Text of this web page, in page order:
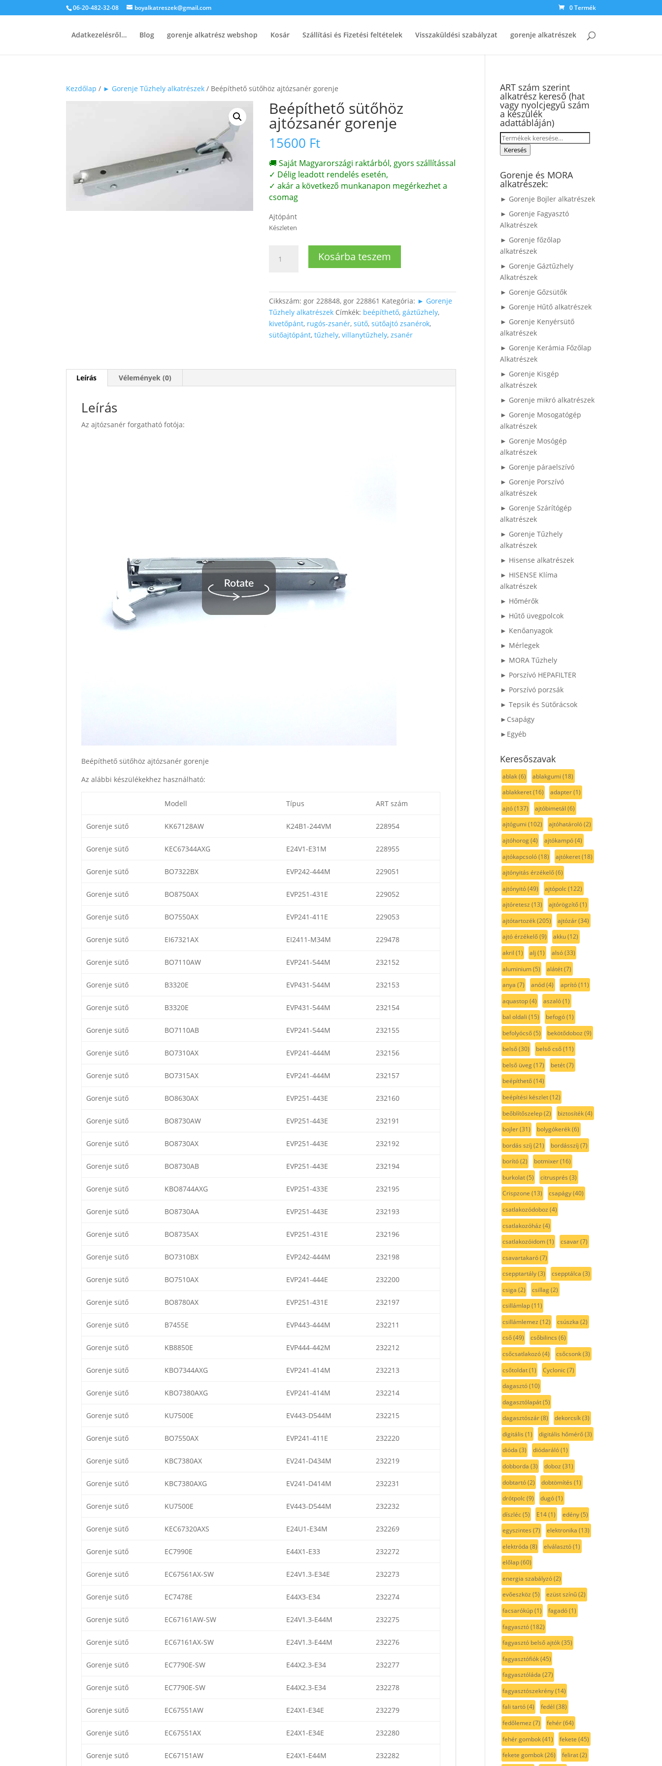
06-20-482-32-08 boyalkatreszek@gmail.com 0 Termék
Adatkezelésről… Blog gorenje alkatrész webshop Kosár Szállítási és Fizetési feltételek Visszaküldési szabályzat gorenje alkatrészek
Kezdőlap / ► Gorenje Tűzhely alkatrészek / Beépíthető sütőhöz ajtózsanér gorenje
Beépíthető sütőhöz
ajtózsanér gorenje
15600 Ft
🚚 Saját Magyarországi raktárból, gyors szállítással
✓ Délig leadott rendelés esetén,
✓ akár a következő munkanapon megérkezhet a
csomag
Ajtópánt
Készleten
sütőhöz
mennyiség
Kosárba teszem
Cikkszám:gor 228848, gor 228861 Kategória: ► Gorenje
Tűzhely alkatrészek Címkék: beépíthető,gáztűzhely,
kivetőpánt, rugós-zsanér,sütő,sütőajtó zsanérok,
sütőajtópánt,tűzhely,villanytűzhely,zsanér
Leírás Vélemények (0)
Leírás
Az ajtózsanér forgatható fotója:
Beépíthető sütőhöz ajtózsanér gorenje
Az alábbi készülékekhez használható:
Modell Típus ART szám
Gorenje sütő KK67128AW K24B1-244VM 228954
Gorenje sütő KEC67344AXG E24V1-E31M 228955
Gorenje sütő BO7322BX EVP242-444M 229051
Gorenje sütő BO8750AX EVP251-431E 229052
Gorenje sütő BO7550AX EVP241-411E 229053
Gorenje sütő EI67321AX EI2411-M34M 229478
Gorenje sütő BO7110AW EVP241-544M 232152
Gorenje sütő B3320E EVP431-544M 232153
Gorenje sütő B3320E EVP431-544M 232154
Gorenje sütő BO7110AB EVP241-544M 232155
Gorenje sütő BO7310AX EVP241-444M 232156
Gorenje sütő BO7315AX EVP241-444M 232157
Gorenje sütő BO8630AX EVP251-443E 232160
Gorenje sütő BO8730AW EVP251-443E 232191
Gorenje sütő BO8730AX EVP251-443E 232192
Gorenje sütő BO8730AB EVP251-443E 232194
Gorenje sütő KBO8744AXG EVP251-433E 232195
Gorenje sütő BO8730AA EVP251-443E 232193
Gorenje sütő BO8735AX EVP251-431E 232196
Gorenje sütő BO7310BX EVP242-444M 232198
Gorenje sütő BO7510AX EVP241-444E 232200
Gorenje sütő BO8780AX EVP251-431E 232197
Gorenje sütő B7455E EVP443-444M 232211
Gorenje sütő KB8850E EVP444-442M 232212
Gorenje sütő KBO7344AXG EVP241-414M 232213
Gorenje sütő KBO7380AXG EVP241-414M 232214
Gorenje sütő KU7500E EV443-D544M 232215
Gorenje sütő BO7550AX EVP241-411E 232220
Gorenje sütő KBC7380AX EV241-D434M 232219
Gorenje sütő KBC7380AXG EV241-D414M 232231
Gorenje sütő KU7500E EV443-D544M 232232
Gorenje sütő KEC67320AXS E24U1-E34M 232269
Gorenje sütő EC7990E E44X1-E33 232272
Gorenje sütő EC67561AX-SW E24V1.3-E34E 232273
Gorenje sütő EC7478E E44X3-E34 232274
Gorenje sütő EC67161AW-SW E24V1.3-E44M 232275
Gorenje sütő EC67161AX-SW E24V1.3-E44M 232276
Gorenje sütő EC7790E-SW E44X2.3-E34 232277
Gorenje sütő EC7790E-SW E44X2.3-E34 232278
Gorenje sütő EC67551AW E24X1-E34E 232279
Gorenje sütő EC67551AX E24X1-E34E 232280
Gorenje sütő EC67151AW E24X1-E44M 232282
ART szám szerint
alkatrész kereső (hat
vagy nyolcjegyű szám
a készülék
adattábláján)
Keresés
a Keresés
Gorenje és MORA
alkatrészek:
► Gorenje Bojler alkatrészek
► Gorenje Fagyasztó
Alkatrészek
► Gorenje főzőlap
alkatrészek
► Gorenje Gáztűzhely
Alkatrészek
► Gorenje Gőzsütők
► Gorenje Hűtő alkatrészek
► Gorenje Kenyérsütő
alkatrészek
► Gorenje Kerámia Főzőlap
Alkatrészek
► Gorenje Kisgép
alkatrészek
► Gorenje mikró alkatrészek
► Gorenje Mosogatógép
alkatrészek
► Gorenje Mosógép
alkatrészek
► Gorenje páraelszívó
► Gorenje Porszívó
alkatrészek
► Gorenje Szárítógép
alkatrészek
► Gorenje Tűzhely
alkatrészek
► Hisense alkatrészek
► HISENSE Klíma
alkatrészek
► Hőmérők
► Hűtő üvegpolcok
► Kenőanyagok
► Mérlegek
► MORA Tűzhely
► Porszívó HEPAFILTER
► Porszívó porzsák
► Tepsik és Sütőrácsok
►Csapágy
►Egyéb
Keresőszavak
ablak(6) ablakgumi (18)
ablakkeret(16) adapter(1)
ajtó(137) ajtóbimetál (6)
ajtógumi (102) ajtóhatároló(2)
ajtóhorog(4) ajtókampó(4)
ajtókapcsoló(18) ajtókeret(18)
ajtónyitás érzékelő(6)
ajtónyitó(49) ajtópolc(122)
ajtóretesz (13) ajtórögzítő(1)
ajtótartozék(205) ajtózár(34)
ajtó érzékelő(9) akku(12)
akril (1) alj (1) alsó(33)
aluminium(5) alátét(7)
anya (7) anód(4) aprító(11)
aquastop(4) aszaló(1)
bal oldali (15) befogó(1)
befolyócső(5) bekötődoboz (9)
belső(30) belső cső(11)
belső üveg(17) betét(7)
beépíthető(14)
beépítési készlet(12)
beőblítőszelep(2) biztosíték(4)
bojler(31) bolygókerék(6)
bordás szíj (21) bordásszíj (7)
borító(2) botmixer(16)
burkolat(5) citrusprés (3)
Crispzone (13) csapágy(40)
csatlakozódoboz (4)
csatlakozóház (4)
csatlakozóidom(1) csavar(7)
csavartakaró(7)
csepptartály(3) csepptálca (3)
csiga (2) csillag(2)
csillámlap(11)
csillámlemez (12) csúszka (2)
cső(49) csőbilincs (6)
csőcsatlakozó(4) csőcsonk(3)
csőtoldat(1) Cyclonic(7)
dagasztó(10)
dagasztólapát(5)
dagasztószár(8) dekorcsík(3)
digitális (1) digitális hőmérő(3)
dióda (3) diódaráló(1)
dobborda (3) doboz (31)
dobtartó(2) dobtömítés (1)
drótpolc(9) dugó(1)
díszléc(5) E14(1) edény(5)
egyszintes (7) elektronika (13)
elektróda (8) elválasztó(1)
előlap(60)
energia szabályzó(2)
evőeszköz (5) ezüst színű(2)
facsarókúp(1) fagadó(1)
fagyasztó(182)
fagyasztó belső ajtók(35)
fagyasztófiók(45)
fagyasztóláda (27)
fagyasztószekrény(14)
fali tartó(4) fedél (38)
fedőlemez (7) fehér(64)
fehér gombok(41) fekete (45)
fekete gombok(26) felirat(2)